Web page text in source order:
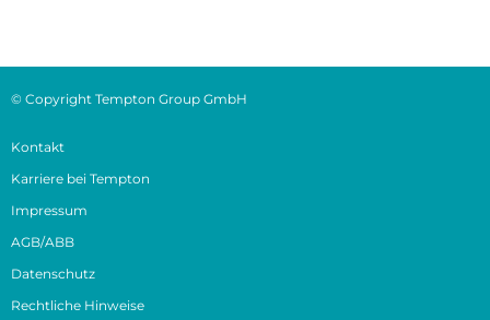
© Copyright Tempton Group GmbH
Kontakt
Karriere bei Tempton
Impressum
AGB/ABB
Datenschutz
Rechtliche Hinweise